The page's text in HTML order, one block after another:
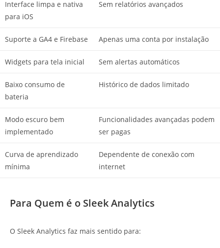
Interface limpa e nativa
para iOS
Sem relatórios avançados
Suporte a GA4 e Firebase Apenas uma conta por instalação
Widgets para tela inicial Sem alertas automáticos
Baixo consumo de
bateria
Histórico de dados limitado
Modo escuro bem
implementado
Funcionalidades avançadas podem
ser pagas
Curva de aprendizado
mínima
Dependente de conexão com
internet
Para Quem é o Sleek Analytics
O Sleek Analytics faz mais sentido para: